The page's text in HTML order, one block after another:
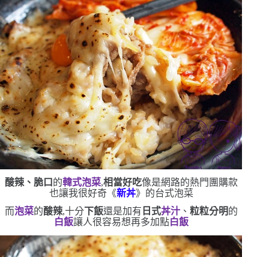
酸辣、脆口 的韓式泡菜,相當好吃像是網路的熱門團購款
也讓我很好奇《新丼》的台式泡菜
而泡菜的酸辣,十分下飯還是加有 日式丼汁、 粒粒分明 的
白飯讓人很容易想再多加點白飯